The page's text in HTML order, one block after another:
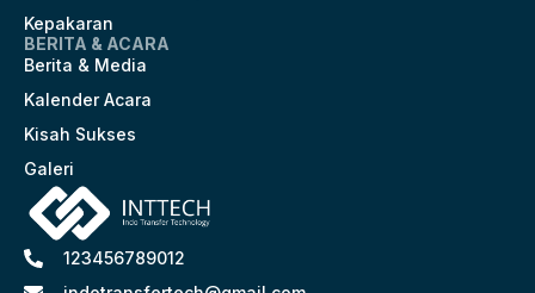
Kepakaran
BERITA & ACARA
Berita & Media
Kalender Acara
Kisah Sukses
Galeri
123456789012